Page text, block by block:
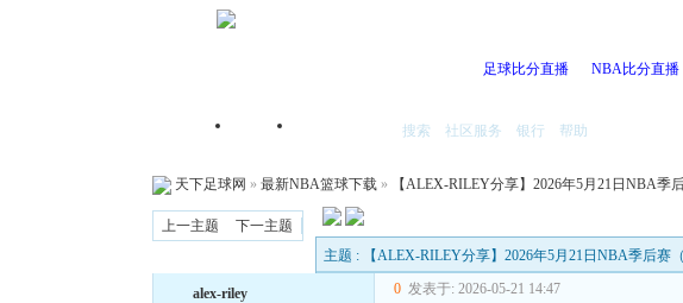
足球比分直播 NBA比分直播
首页 搜索 社区服务 银行 帮助
天下足球网 » 最新NBA篮球下载 » 【ALEX-RILEY分享】2026年5月21日NBA季
上一主题
下一主题
主题 : 【ALEX-RILEY分享】2026年5月21日NBA季后赛（
alex-riley 0 发表于: 2026-05-21 14:47